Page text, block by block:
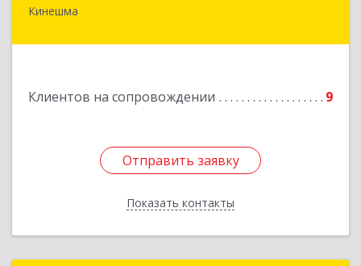
Кинешма
Клиентов на сопровождении 9
Отправить заявку
Показать контакты
Отправить заявку
Назад